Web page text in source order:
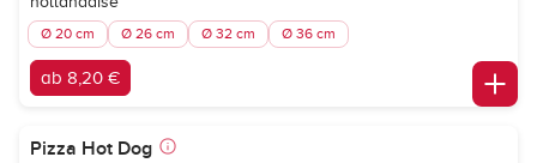
Ø 20 cm Ø 26 cm Ø 32 cm Ø 36 cm
ab 8,20 €
Pizza Hot Dog